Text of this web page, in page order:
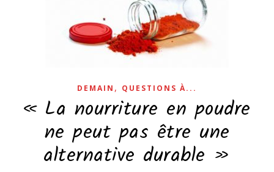
DEMAIN , QUESTIONS À...
« La nourriture en poudre
ne peut pas être une
alternative durable »